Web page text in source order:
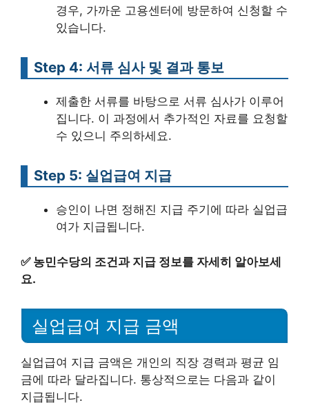
경우, 가까운 고용센터에 방문하여 신청할 수
있습니다.
Step 4: 서류 심사 및 결과 통보
제출한 서류를 바탕으로 서류 심사가 이루어
집니다. 이 과정에서 추가적인 자료를 요청할
수 있으니 주의하세요.
Step 5: 실업급여 지급
승인이 나면 정해진 지급 주기에 따라 실업급
여가 지급됩니다.
✅ 농민수당의 조건과 지급 정보를 자세히 알아보세
요.
실업급여 지급 금액
실업급여 지급 금액은 개인의 직장 경력과 평균 임
금에 따라 달라집니다. 통상적으로는 다음과 같이
지급됩니다.